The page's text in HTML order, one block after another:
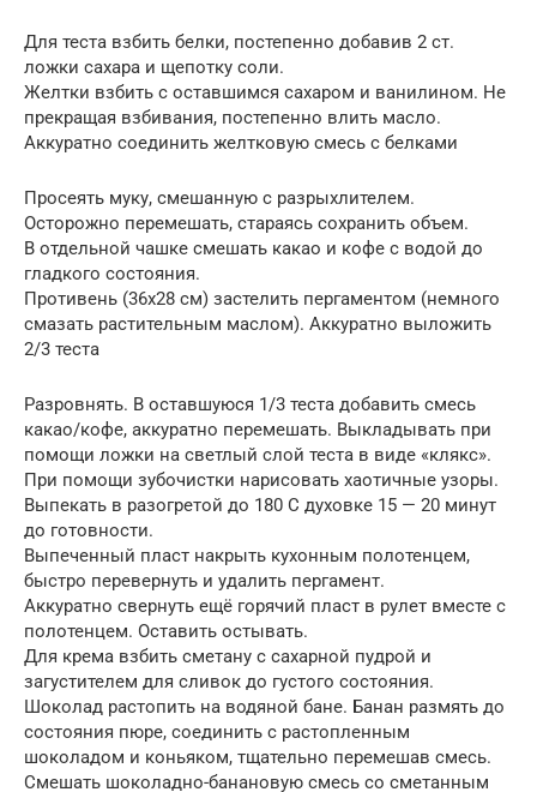
Для теста взбить белки, постепенно добавив 2 ст.
ложки сахара и щепотку соли.
Желтки взбить с оставшимся сахаром и ванилином. Не
прекращая взбивания, постепенно влить масло.
Аккуратно соединить желтковую смесь с белками
Просеять муку, смешанную с разрыхлителем.
Осторожно перемешать, стараясь сохранить объем.
В отдельной чашке смешать какао и кофе с водой до
гладкого состояния.
Противень (36х28 см) застелить пергаментом (немного
смазать растительным маслом). Аккуратно выложить
2/3 теста
Разровнять. В оставшуюся 1/3 теста добавить смесь
какао/кофе, аккуратно перемешать. Выкладывать при
помощи ложки на светлый слой теста в виде «клякс».
При помощи зубочистки нарисовать хаотичные узоры.
Выпекать в разогретой до 180 С духовке 15 — 20 минут
до готовности.
Выпеченный пласт накрыть кухонным полотенцем,
быстро перевернуть и удалить пергамент.
Аккуратно свернуть ещё горячий пласт в рулет вместе с
полотенцем. Оставить остывать.
Для крема взбить сметану с сахарной пудрой и
загустителем для сливок до густого состояния.
Шоколад растопить на водяной бане. Банан размять до
состояния пюре, соединить с растопленным
шоколадом и коньяком, тщательно перемешав смесь.
Смешать шоколадно-банановую смесь со сметанным